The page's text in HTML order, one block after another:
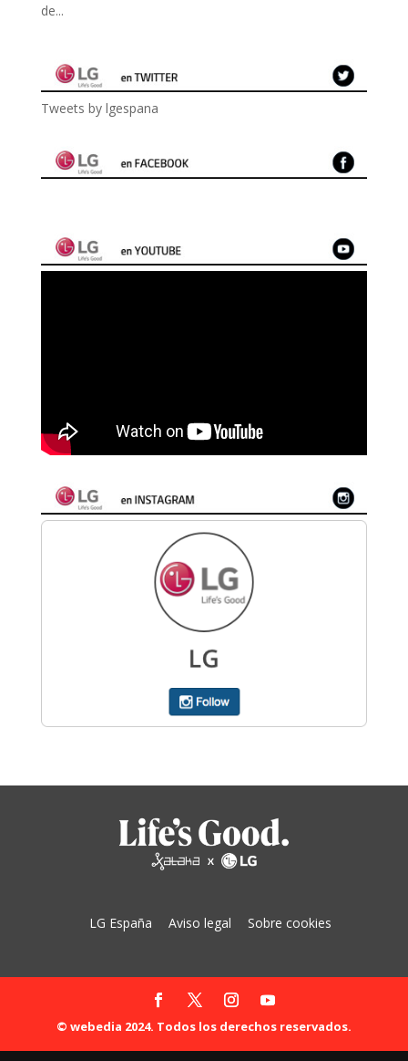
de...
Tweets by lgespana
LG España Aviso legal Sobre cookies
© webedia 2024. Todos los derechos reservados.